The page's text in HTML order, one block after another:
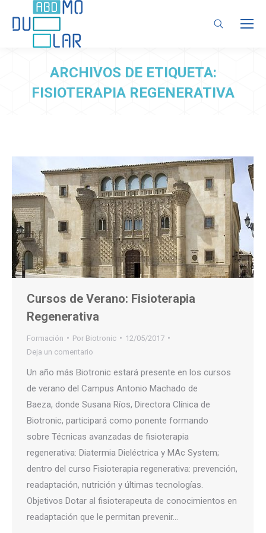
Buscar:
ARCHIVOS DE ETIQUETA:
FISIOTERAPIA REGENERATIVA
Cursos de Verano: Fisioterapia
Regenerativa
Formación Por Biotronic
12/05/2017
Deja un comentario
Un año más Biotronic estará presente en los cursos
de verano del Campus Antonio Machado de
Baeza, donde Susana Ríos, Directora Clínica de
Biotronic, participará como ponente formando
sobre Técnicas avanzadas de fisioterapia
regenerativa: Diatermia Dieléctrica y MAc System;
dentro del curso Fisioterapia regenerativa: prevención,
readaptación, nutrición y últimas tecnologías.
Objetivos Dotar al fisioterapeuta de conocimientos en
readaptación que le permitan prevenir…